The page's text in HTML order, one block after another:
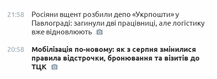
21:58
Росіяни вщент розбили депо «Укрпошти» у
Павлограді: загинули дві працівниці, але логістику
вже відновлюють
20:58
Мобілізація по-новому: як з серпня змінилися
правила відстрочки, бронювання та візитів до
ТЦК